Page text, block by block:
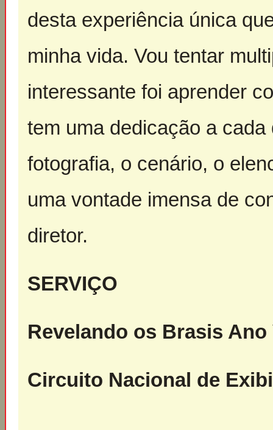
desta experiência única
minha vida. Vou tentar
interessante foi aprender
tem uma dedicação a
fotografia, o cenário, o
uma vontade imensa de
diretor.
SERVIÇO
Revelando os Brasis Ano
Circuito Nacional de